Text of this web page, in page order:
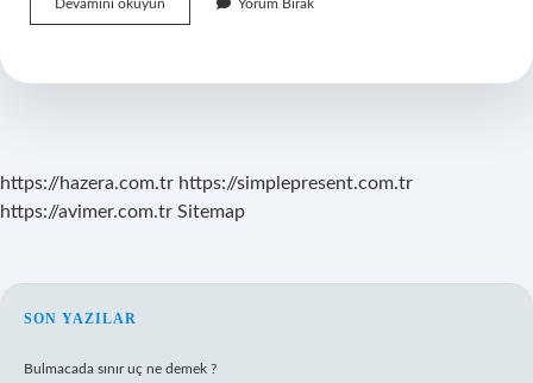
Devamını okuyun
Sensörü
Yorum Bırak
https://hazera.com.tr https://simplepresent.com.tr
https://avimer.com.tr Sitemap
SIDEBAR
SON YAZILAR
Bulmacada sınır uç ne demek ?